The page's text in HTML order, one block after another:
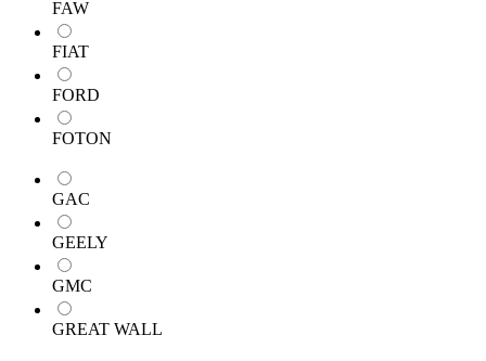
FAW
FIAT
FORD
FOTON
GAC
GEELY
GMC
GREAT WALL